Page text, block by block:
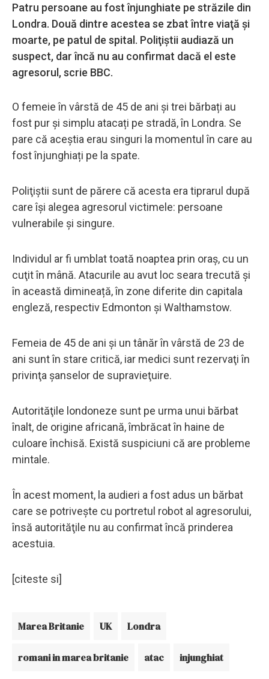
Patru persoane au fost înjunghiate pe străzile din
Londra. Două dintre acestea se zbat între viaţă şi
moarte, pe patul de spital. Poliţiştii audiază un
suspect, dar încă nu au confirmat dacă el este
agresorul, scrie BBC.
O femeie în vârstă de 45 de ani și trei bărbați au
fost pur și simplu atacați pe stradă, în Londra. Se
pare că aceștia erau singuri la momentul în care au
fost înjunghiați pe la spate.
Poliţiştii sunt de părere că acesta era tiprarul după
care îşi alegea agresorul victimele: persoane
vulnerabile şi singure.
Individul ar fi umblat toată noaptea prin oraş, cu un
cuţit în mână. Atacurile au avut loc seara trecută și
în această dimineață, în zone diferite din capitala
engleză, respectiv Edmonton şi Walthamstow.
Femeia de 45 de ani şi un tânăr în vârstă de 23 de
ani sunt în stare critică, iar medici sunt rezervaţi în
privinţa şanselor de supravieţuire.
Autorităţile londoneze sunt pe urma unui bărbat
înalt, de origine africană, îmbrăcat în haine de
culoare închisă. Există suspiciuni că are probleme
mintale.
În acest moment, la audieri a fost adus un bărbat
care se potriveşte cu portretul robot al agresorului,
însă autorităţile nu au confirmat încă prinderea
acestuia.
[citeste si]
Marea Britanie UK Londra
romani in marea britanie atac injunghiat